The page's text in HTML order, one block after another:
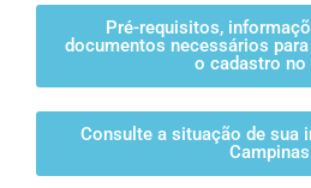
Pré-requisitos,
documentos necessários
o cadastro no
Consulte a situação de sua
Campinas